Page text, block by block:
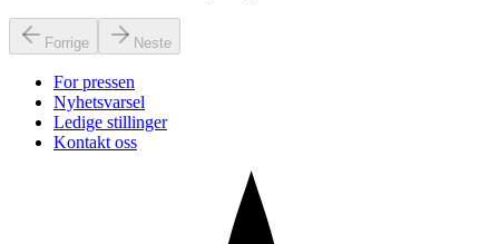
Forrige Neste
For pressen
Nyhetsvarsel
Ledige stillinger
Kontakt oss